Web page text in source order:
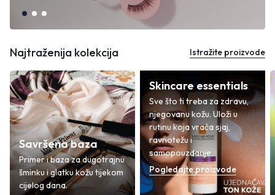
Najtraženija kolekcija Istražite proizvode
Savršena baza
Primer i baza za dugotrajnu
šminku i glatku kožu tijekom
cijelog dana.
Skincare essentials
Sve što ti treba za zdravu,
njegovanu kožu. Uloži u
rutinu koja vraća sjaj,
ravnotežu i
samopouzdanje.
Pogledajte proizvode